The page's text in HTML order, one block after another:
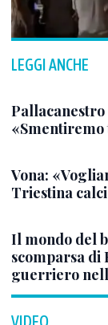
LEGGI ANCHE
Vona:
Triestina
Il mondo del
scomparsa di
guerriero